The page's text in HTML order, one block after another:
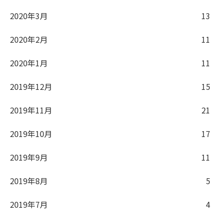
2020年3月
13
2020年2月
11
2020年1月
11
2019年12月
15
2019年11月
21
2019年10月
17
2019年9月
11
2019年8月
5
2019年7月
4